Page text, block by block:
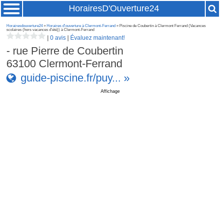
HorairesD'Ouverture24
Horairesdouverture24» Horaires d'ouverture à Clermont-Ferrand » Piscine de Coubertin à Clermont Ferrand (Vacances
scolaires (hors vacances d'été)) à Clermont-Ferrand
|0 avis Évaluez maintenant!
- rue Pierre de Coubertin
63100 Clermont-Ferrand
guide-piscine.fr/puy... »
Affichage